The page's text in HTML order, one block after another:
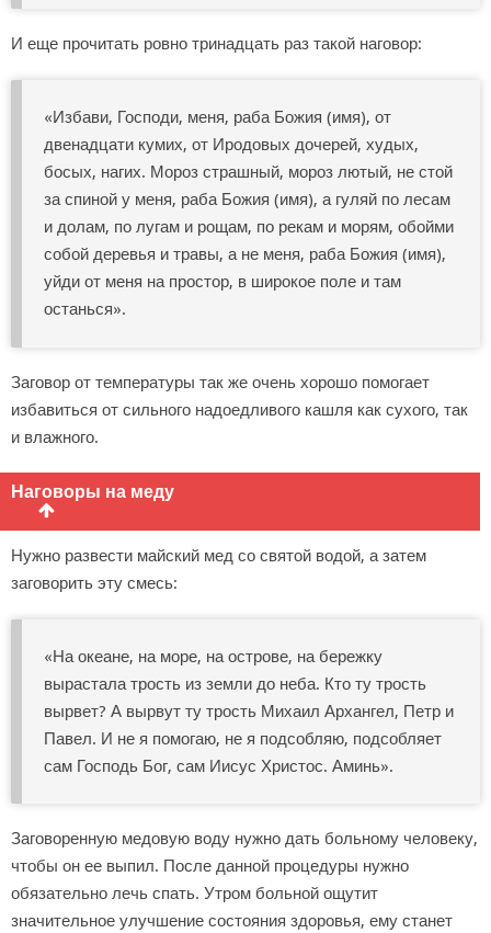
И еще прочитать ровно тринадцать раз такой наговор:
«Избави, Господи, меня, раба Божия (имя), от
двенадцати кумих, от Иродовых дочерей, худых,
босых, нагих. Мороз страшный, мороз лютый, не стой
за спиной у меня, раба Божия (имя), а гуляй по лесам
и долам, по лугам и рощам, по рекам и морям, обойми
собой деревья и травы, а не меня, раба Божия (имя),
уйди от меня на простор, в широкое поле и там
останься».
Заговор от температуры так же очень хорошо помогает
избавиться от сильного надоедливого кашля как сухого, так
и влажного.
Наговоры на меду
Нужно развести майский мед со святой водой, а затем
заговорить эту смесь:
«На океане, на море, на острове, на бережку
вырастала трость из земли до неба. Кто ту трость
вырвет? А вырвут ту трость Михаил Архангел, Петр и
Павел. И не я помогаю, не я подсобляю, подсобляет
сам Господь Бог, сам Иисус Христос. Аминь».
Заговоренную медовую воду нужно дать больному человеку,
чтобы он ее выпил. После данной процедуры нужно
обязательно лечь спать. Утром больной ощутит
значительное улучшение состояния здоровья, ему станет